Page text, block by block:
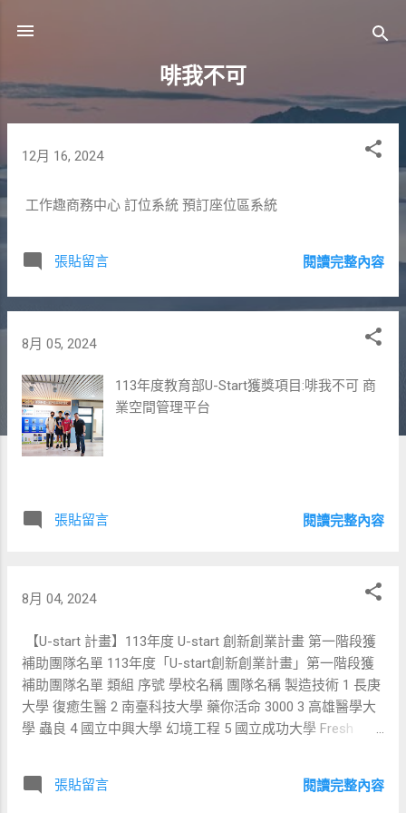
啡我不可
發
文
12月 16, 2024
工作趣商務中心 訂位系統 預訂座位區系統
張貼留言 閱讀完整內容
8月 05, 2024
113年度教育部U-Start獲獎項目:啡我不可 商
業空間管理平台
張貼留言 閱讀完整內容
8月 04, 2024
【U-start 計畫】113年度 U-start 創新創業計畫 第一階段獲
補助團隊名單 113年度「U-start創新創業計畫」第一階段獲
補助團隊名單 類組 序號 學校名稱 團隊名稱 製造技術 1 長庚
大學 復癒生醫 2 南臺科技大學 藥你活命 3000 3 高雄醫學大
學 蟲良 4 國立中興大學 幻境工程 5 國立成功大學 Fresh
Ready 8 國立臺南大學 喵沙皇 9 國立臺灣大學 好赨室赤蟲工
作室 10 國立臺灣大學 SwiftGuard Corp. 11 逢甲大學
張貼留言 閱讀完整內容